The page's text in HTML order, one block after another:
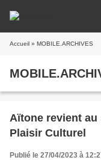
Accueil » MOBILE.ARCHIVES
Aïtone revient au
Plaisir Culturel
Publié le 27/04/2023 à